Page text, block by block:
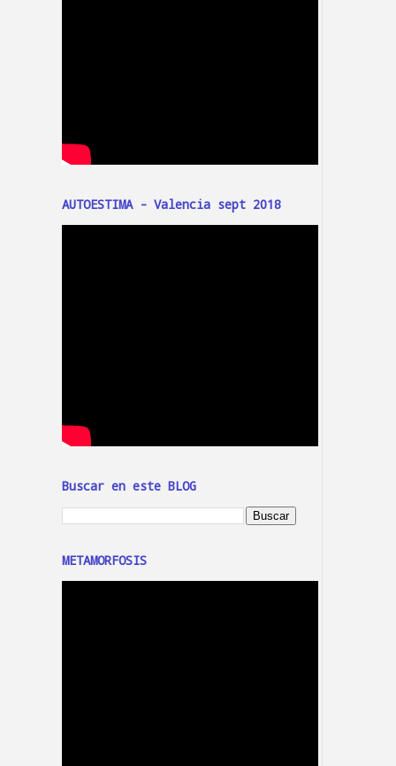
AUTOESTIMA - Valencia sept 2018
Buscar en este BLOG
METAMORFOSIS